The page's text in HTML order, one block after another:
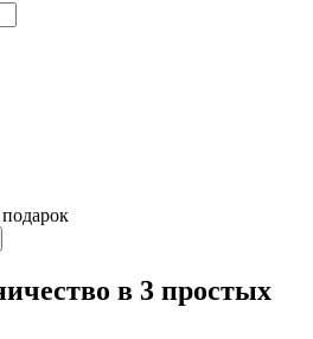
в 3 простых